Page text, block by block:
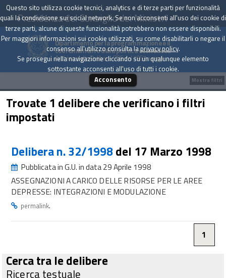
Presidenza del Consiglio dei Ministri
Dipartimento per la programmazione e il
coordinamento della politica economica
Archivio delle Delibere CIPE dal 1967 a oggi
Trovate 1 delibere che verificano i filtri
impostati
Delibera n. 32/1998del 17 Marzo 1998
Pubblicata in G.U. in data 29 Aprile 1998
ASSEGNAZIONI A CARICO DELLE RISORSE PER LE AREE
DEPRESSE: INTEGRAZIONI E MODULAZIONE
permalink.
1
Cerca tra le delibere
Ricerca testuale
Mostra filtri
Questo sito utilizza cookie tecnici, analytics e di terze parti per funzionalità
quali la condivisione sui social network. Se non acconsenti all'uso dei cookie di
terze parti, alcune di queste funzionalità potrebbero non essere disponibili.
Per maggiori informazioni sui cookie utilizzati, su come disabilitarli o negare il
consenso all'utilizzo consulta laprivacy policy.
Se prosegui nella navigazione cliccando su un qualunque elemento
sottostante acconsenti all'uso di tutti i cookie.
Acconsento